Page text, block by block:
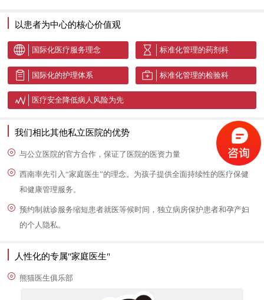
以患者为中心的核心价值观
国际化医疗服务理念 标准化管理的药剂科
国际化的护理体系 标准化管理的检验科
医疗安全降低病人风险为先
我们相比其他私立医院的优势
与公立医院的官方合作，保证了医院的医资力量
西南率先引入“家庭医生”的理念。为孩子提供全面持续性的医疗保健
和健康管理服务。
预约制就诊服务缩短患者就医等候时间，独立病房保护患者和孕产妇
的个人隐私。
人性化的专属"家庭医生"
熊猫医生俱乐部